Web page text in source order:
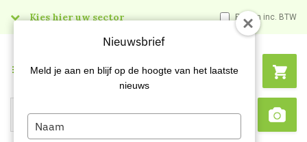
Kies hier uw sector Prijzen inc. BTW
Search
Menu
Nieuwsbrief
Meld je aan en blijf op de hoogte van het laatste
nieuws
Type
your